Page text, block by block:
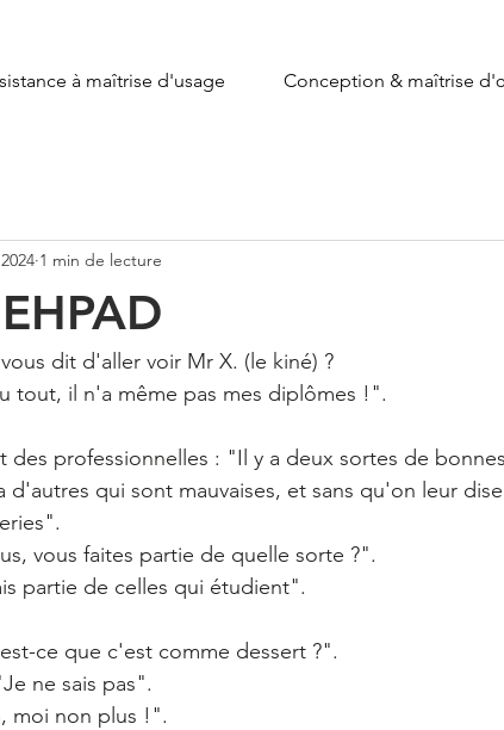
à maîtrise d'usage Conception & maîtrise
1 min de lecture
dit d'aller voir Mr X. (le kiné) ?
tout, il n'a même pas mes diplômes !".
des professionnelles : "Il y a deux sortes de
d'autres qui sont mauvaises, et sans qu'on leur
vous faites partie de quelle sorte ?".
partie de celles qui étudient".
ce que c'est comme dessert ?".
ne sais pas".
moi non plus !".